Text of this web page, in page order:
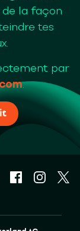
la façon
tes
par
.